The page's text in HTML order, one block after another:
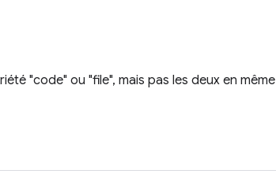
"code" ou "file", mais pas les deux en même